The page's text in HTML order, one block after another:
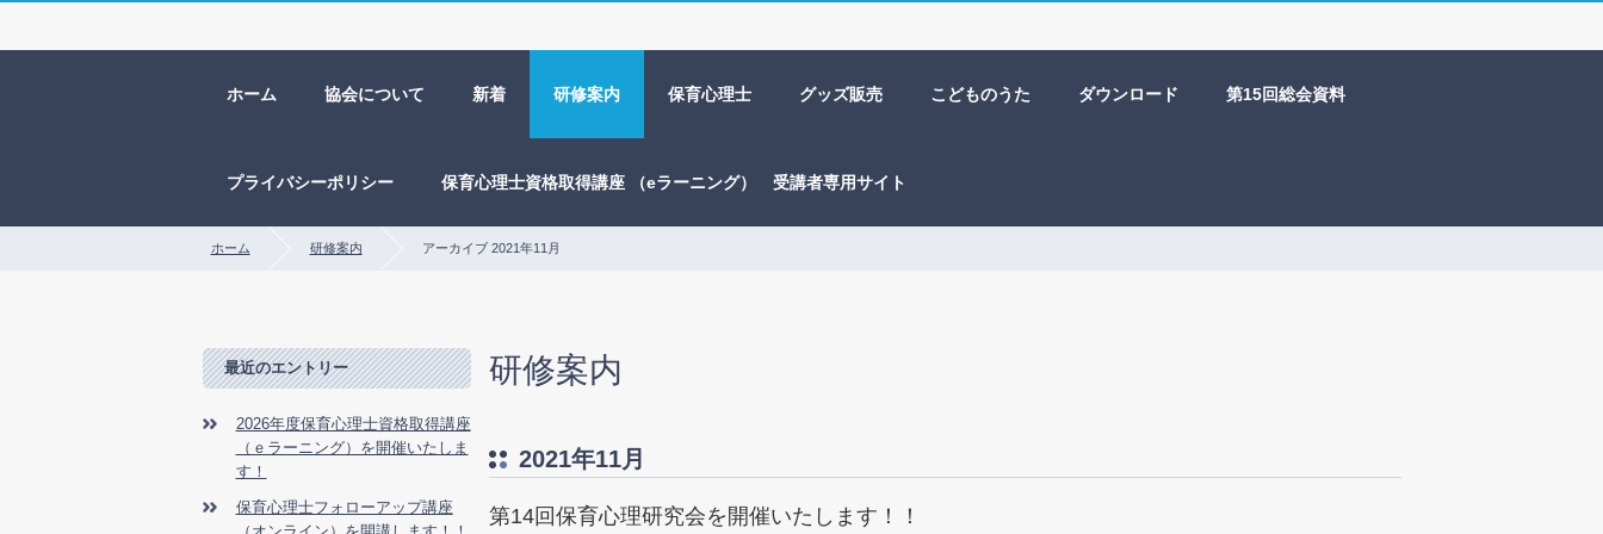
ホーム 協会について 新着 研修案内 保育心理士 グッズ販売 こどものうた ダウンロード 第15回総会資料
プライバシーポリシー 保育心理士資格取得講座 （eラーニング） 受講者専用サイト
ホーム 研修案内 アーカイブ 2021年11月
研修案内
2021年11月
第14回保育心理研究会を開催いたします！！
最近のエントリー
2026年度保育心理士資格取得講座
（ｅラーニング）を開催いたしま
す！
保育心理士フォローアップ講座